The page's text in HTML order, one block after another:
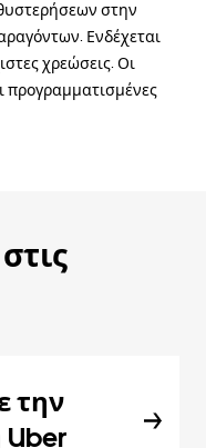
στην
Ενδέχεται
χρεώσεις. Οι
προγραμματισμένες
την